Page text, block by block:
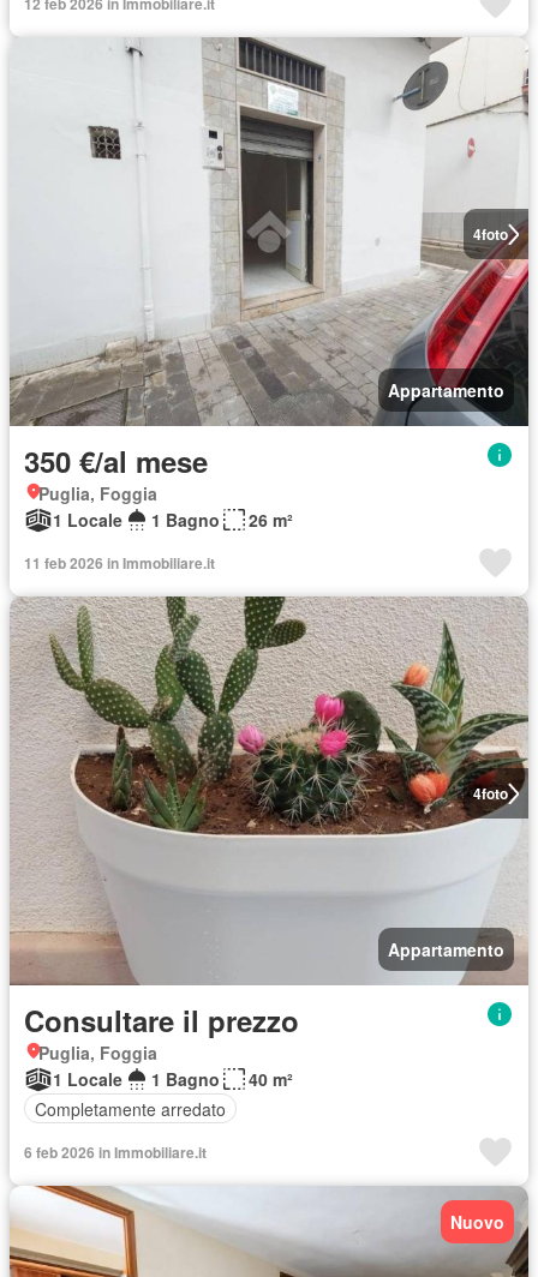
4foto
Appartamento
350 €/al mese
Puglia, Foggia
1 Locale
1 Bagno 26 m²
11 feb 2026 in Immobiliare.it
4foto
Appartamento
Consultare il prezzo
Puglia, Foggia
1 Locale
1 Bagno
40 m²
Completamente arredato
6 feb 2026 in Immobiliare.it
Nuovo